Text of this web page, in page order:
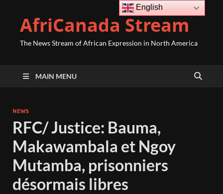
AfriCanada Stream
The News Stream of African Expression in North America
MAIN MENU
NEWS
RFC/ Justice: Bauma,
Makawambala et Ngoy
Mutamba, prisonniers
désormais libres
English